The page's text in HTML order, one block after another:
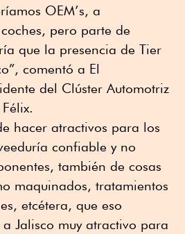
OEM’s, a
pero parte de
que la presencia de Tier
comentó a El
del Clúster Automotriz
hacer atractivos para los
confiable y no
también de cosas
maquinados, tratamientos
etcétera, que eso
Jalisco muy atractivo para